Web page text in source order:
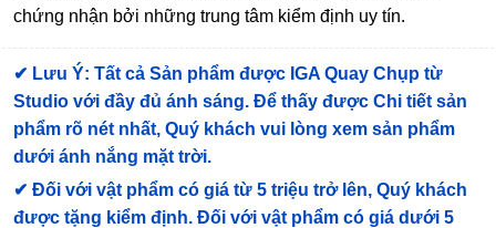
chứng nhận bởi những trung tâm kiểm định uy tín.
✔ Lưu Ý: Tất cả Sản phẩm được IGA Quay Chụp từ
Studio với đầy đủ ánh sáng. Để thấy được Chi tiết sản
phẩm rõ nét nhất, Quý khách vui lòng xem sản phẩm
dưới ánh nắng mặt trời.
✔ Đối với vật phẩm có giá từ 5 triệu trở lên, Quý khách
được tặng kiểm định. Đối với vật phẩm có giá dưới 5